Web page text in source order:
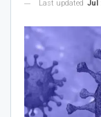
Last updated Jul